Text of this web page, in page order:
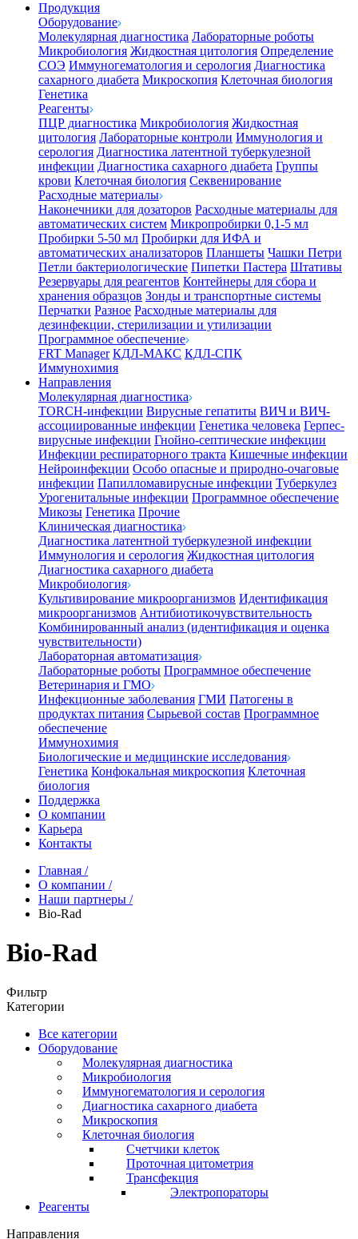
Продукция
Оборудование
Молекулярная диагностика Лабораторные роботы
Микробиология Жидкостная цитология Определение
СОЭ Иммуногематология и серология Диагностика
сахарного диабета Микроскопия Клеточная биология
Генетика
Реагенты
ПЦР диагностика Микробиология Жидкостная
цитология Лабораторные контроли Иммунология и
серология Диагностика латентной туберкулезной
инфекции Диагностика сахарного диабета Группы
крови Клеточная биология Секвенирование
Расходные материалы
Наконечники для дозаторов Расходные материалы для
автоматических систем Микропробирки 0,1-5 мл
Пробирки 5-50 мл Пробирки для ИФА и
автоматических анализаторов Планшеты Чашки Петри
Петли бактериологические Пипетки Пастера Штативы
Резервуары для реагентов Контейнеры для сбора и
хранения образцов Зонды и транспортные системы
Перчатки Разное Расходные материалы для
дезинфекции, стерилизации и утилизации
Программное обеспечение
FRT Manager КДЛ-МАКС КДЛ-СПК
Иммунохимия
Направления
Молекулярная диагностика
TORCH-инфекции Вирусные гепатиты ВИЧ и ВИЧ-
ассоциированные инфекции Генетика человека Герпес-
вирусные инфекции Гнойно-септические инфекции
Инфекции респираторного тракта Кишечные инфекции
Нейроинфекции Особо опасные и природно-очаговые
инфекции Папилломавирусные инфекции Туберкулез
Урогенитальные инфекции Программное обеспечение
Микозы Генетика Прочие
Клиническая диагностика
Диагностика латентной туберкулезной инфекции
Иммунология и серология Жидкостная цитология
Диагностика сахарного диабета
Микробиология
Культивирование микроорганизмов Идентификация
микроорганизмов Антибиотикочувствительность
Комбинированный анализ (идентификация и оценка
чувствительности)
Лабораторная автоматизация
Лабораторные роботы Программное обеспечение
Ветеринария и ГМО
Инфекционные заболевания ГМИ Патогены в
продуктах питания Сырьевой состав Программное
обеспечение
Иммунохимия
Биологические и медицинские исследования
Генетика Конфокальная микроскопия Клеточная
биология
Поддержка
О компании
Карьера
Контакты
Главная /
О компании /
Наши партнеры /
Bio-Rad
Bio-Rad
Фильтр
Категории
Все категории
Оборудование
Молекулярная диагностика
Микробиология
Иммуногематология и серология
Диагностика сахарного диабета
Микроскопия
Клеточная биология
Счетчики клеток
Проточная цитометрия
Трансфекция
Электропораторы
Реагенты
Направления